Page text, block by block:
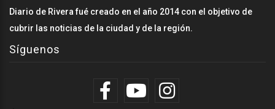
Diario de Rivera fué creado en el año 2014 con el objetivo de
cubrir las noticias de la ciudad y de la región.
Síguenos